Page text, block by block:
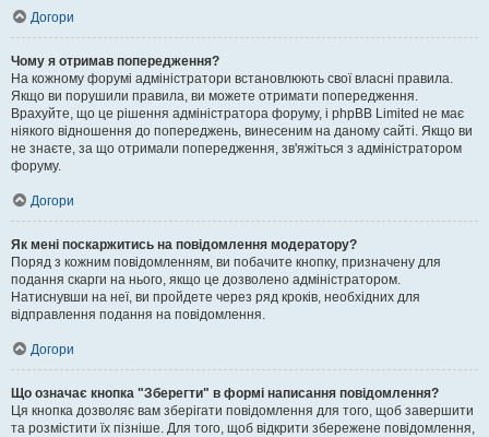
Догори
Чому я отримав попередження?
На кожному форумі адміністратори встановлюють свої власні правила.
Якщо ви порушили правила, ви можете отримати попередження.
Врахуйте, що це рішення адміністратора форуму, і phpBB Limited не має
ніякого відношення до попереджень, винесеним на даному сайті. Якщо ви
не знаєте, за що отримали попередження, зв'яжіться з адміністратором
форуму.
Догори
Як мені поскаржитись на повідомлення модератору?
Поряд з кожним повідомленням, ви побачите кнопку, призначену для
подання скарги на нього, якщо це дозволено адміністратором.
Натиснувши на неї, ви пройдете через ряд кроків, необхідних для
відправлення подання на повідомлення.
Догори
Що означає кнопка "Зберегти" в формі написання повідомлення?
Ця кнопка дозволяє вам зберігати повідомлення для того, щоб завершити
та розмістити їх пізніше. Для того, щоб відкрити збережене повідомлення,